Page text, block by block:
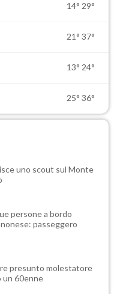
14° 29°
21° 37°
13° 24°
25° 36°
uno scout sul Monte
persone a bordo
passeggero
presunto molestatore
un 60enne